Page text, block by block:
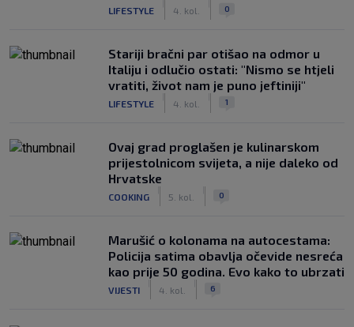
LIFESTYLE 4. kol. 0
Stariji bračni par otišao na odmor u
Italiju i odlučio ostati: "Nismo se htjeli
vratiti, život nam je puno jeftiniji"
LIFESTYLE 4. kol. 1
Ovaj grad proglašen je kulinarskom
prijestolnicom svijeta, a nije daleko od
Hrvatske
COOKING 5. kol. 0
Marušić o kolonama na autocestama:
Policija satima obavlja očevide nesreća
kao prije 50 godina. Evo kako to ubrzati
VIJESTI 4. kol. 6